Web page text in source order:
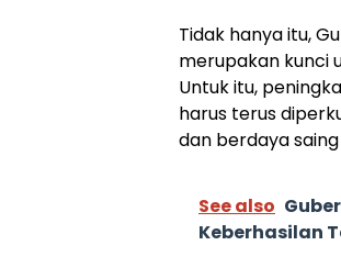
Tidak hanya itu,
merupakan kunci
Untuk itu,
harus terus
dan berdaya
See also
Keberhasilan